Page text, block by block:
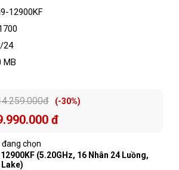
12900KF
24
MB
(-30%)
đ
đang chọn
(5.20GHz, 16 Nhân 24 Luồng,